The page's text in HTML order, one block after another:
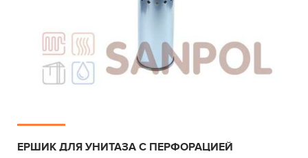
ЕРШИК ДЛЯ УНИТАЗА С ПЕРФОРАЦИЕЙ